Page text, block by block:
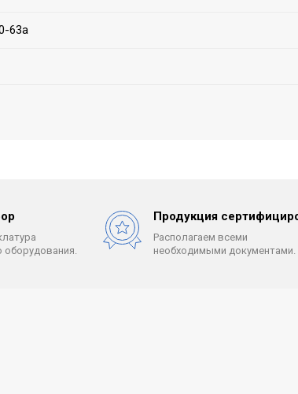
63а
Продукция
Располагаем всеми
необходимыми документами.